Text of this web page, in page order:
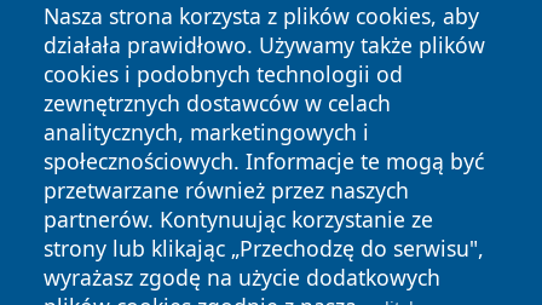
Nasza strona korzysta z plików cookies, aby
działała prawidłowo. Używamy także plików
cookies i podobnych technologii od
zewnętrznych dostawców w celach
analitycznych, marketingowych i
społecznościowych. Informacje te mogą być
przetwarzane również przez naszych
partnerów. Kontynuując korzystanie ze
strony lub klikając „Przechodzę do serwisu",
wyrażasz zgodę na użycie dodatkowych
Copyright © 2026 leszczynski24.pl Wszystkie prawa
zastrzeżone.
News Autorzy
Polityka
Prywatności
Polityka
Cookies